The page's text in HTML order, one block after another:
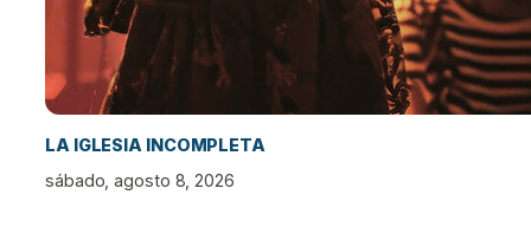
LA IGLESIA INCOMPLETA
sábado, agosto 8, 2026